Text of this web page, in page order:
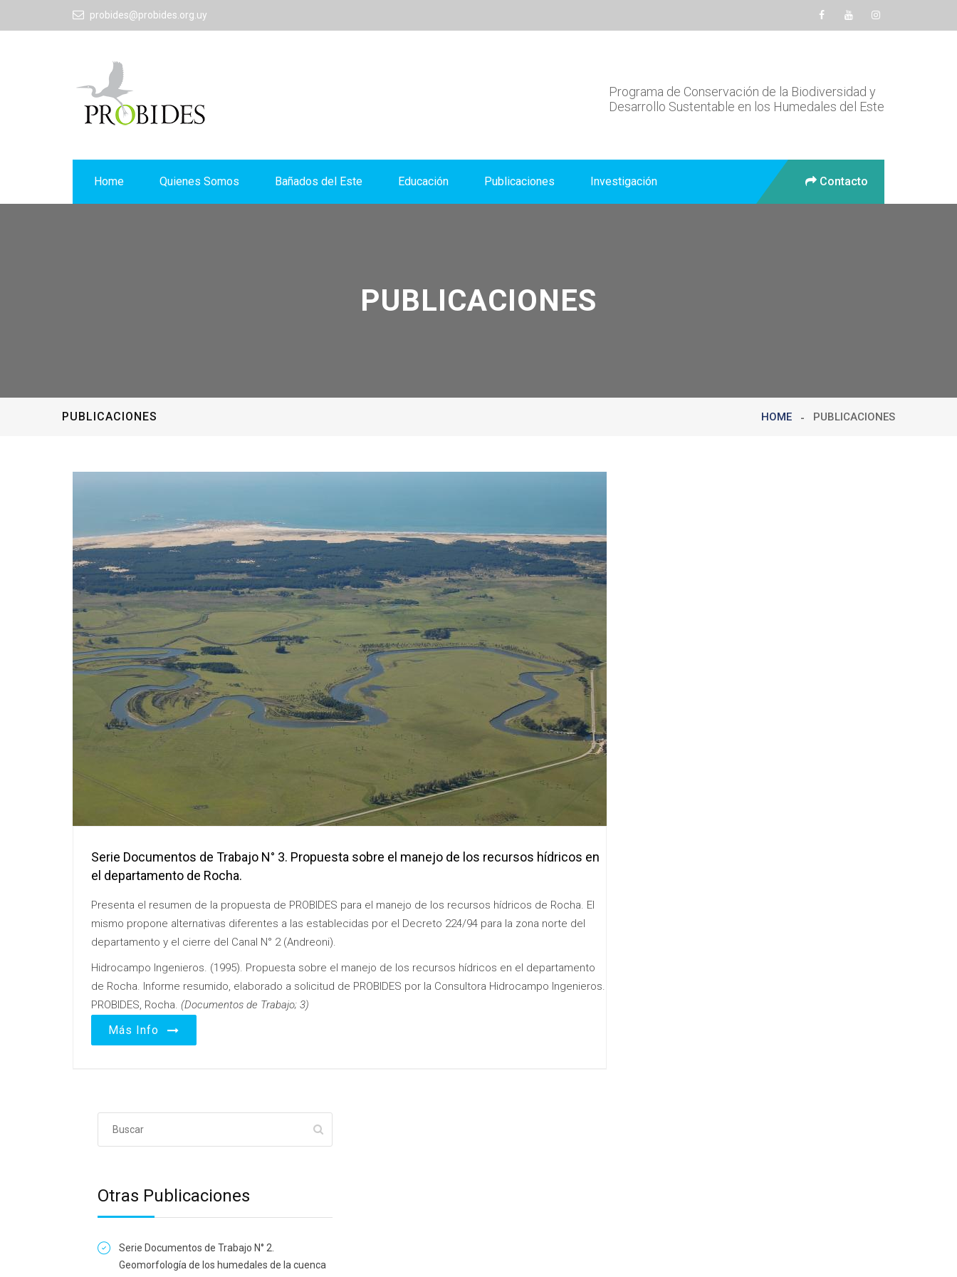
probides@probides.org.uy
Programa de Conservación de la Biodiversidad y
Desarrollo Sustentable en los Humedales del Este
Home Quienes Somos Bañados del Este Educación Publicaciones Investigación Contacto
PUBLICACIONES
PUBLICACIONES HOME PUBLICACIONES
Serie Documentos de Trabajo N° 3. Propuesta sobre el manejo de los recursos hídricos en
el departamento de Rocha.
Presenta el resumen de la propuesta de PROBIDES para el manejo de los recursos hídricos de Rocha. El
mismo propone alternativas diferentes a las establecidas por el Decreto 224/94 para la zona norte del
departamento y el cierre del Canal N° 2 (Andreoni).
Hidrocampo Ingenieros. (1995). Propuesta sobre el manejo de los recursos hídricos en el departamento
de Rocha. Informe resumido, elaborado a solicitud de PROBIDES por la Consultora Hidrocampo Ingenieros.
PROBIDES, Rocha. (Documentos de Trabajo; 3)
Más Info
Otras Publicaciones
Serie Documentos de Trabajo N° 2.
Geomorfología de los humedales de la cuenca